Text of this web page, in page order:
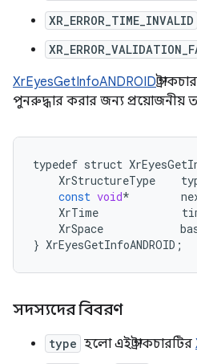
XR_ERROR_TIME_INVALID
XrEyesGetInfoANDROID
পুনরুদ্ধার করার জন্য প্রয়োজনীয়
typedef struct
XrStructureType
const void*
XrTime
XrSpace
} XrEyesGetInfoANDROID ;
সদস্যদের বিবরণ
type হলো এই স্ট্রাকচারটির